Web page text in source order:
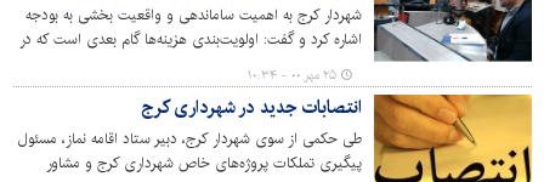
شهردار کرج به اهمیت ساماندهی و واقعیت بخشی به بودجه
اشاره کرد و گفت: اولویت‌بندی هزینه‌ها گام بعدی است که در
دستور کار است.
۲۵ مهر ۰۰ - ۱۰:۳۴
انتصابات جدید در شهرداری کرج
طی حکمی از سوی شهردار کرج، دبیر ستاد اقامه نماز، مسئول
پیگیری تملکات پروژه‌های خاص شهرداری کرج و مشاور